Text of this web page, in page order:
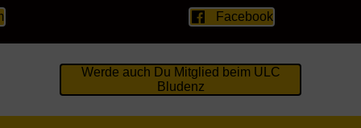
Facebook
Werde auch Du Mitglied beim ULC
Bludenz